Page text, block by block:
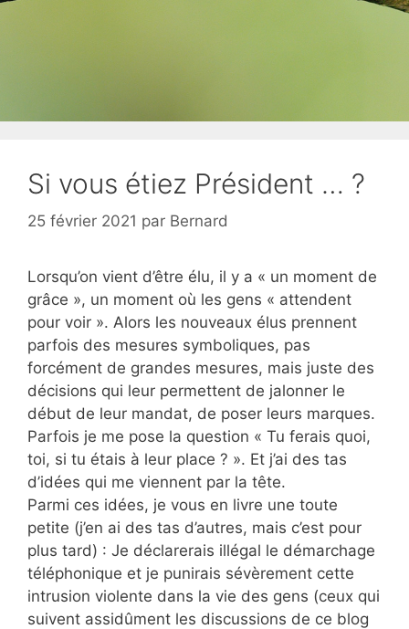
Si vous étiez Président … ?
25 février 2021 par Bernard
Lorsqu’on vient d’être élu, il y a « un moment de
grâce », un moment où les gens « attendent
pour voir ». Alors les nouveaux élus prennent
parfois des mesures symboliques, pas
forcément de grandes mesures, mais juste des
décisions qui leur permettent de jalonner le
début de leur mandat, de poser leurs marques.
Parfois je me pose la question « Tu ferais quoi,
toi, si tu étais à leur place ? ». Et j’ai des tas
d’idées qui me viennent par la tête.
Parmi ces idées, je vous en livre une toute
petite (j’en ai des tas d’autres, mais c’est pour
plus tard) : Je déclarerais illégal le démarchage
téléphonique et je punirais sévèrement cette
intrusion violente dans la vie des gens (ceux qui
suivent assidûment les discussions de ce blog